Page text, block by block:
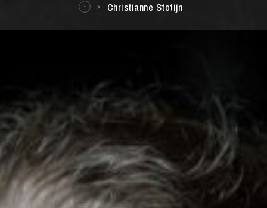
Christianne Stotijn